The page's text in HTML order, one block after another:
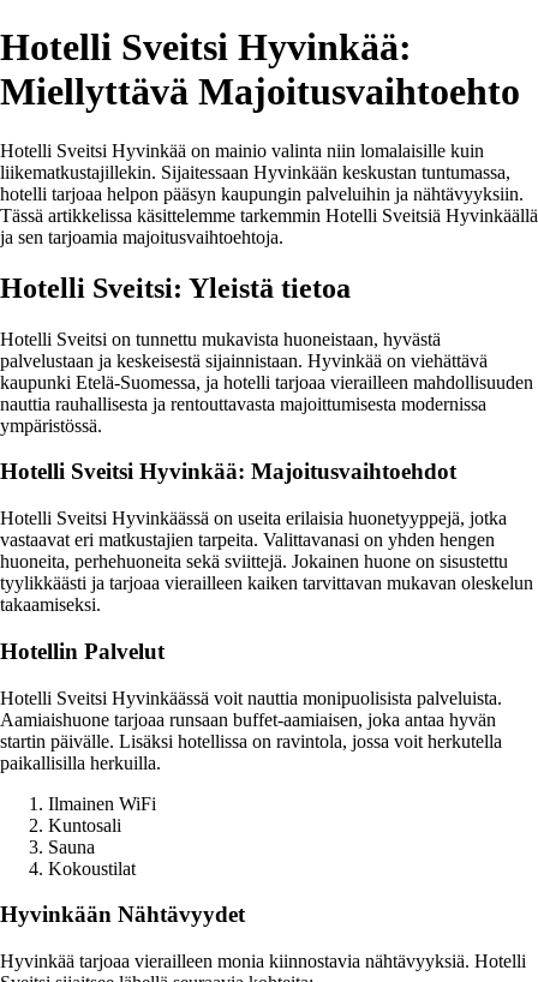
Hotelli Sveitsi Hyvinkää:
Miellyttävä Majoitusvaihtoehto
Hotelli Sveitsi Hyvinkää on mainio valinta niin lomalaisille kuin
liikematkustajillekin. Sijaitessaan Hyvinkään keskustan tuntumassa,
hotelli tarjoaa helpon pääsyn kaupungin palveluihin ja nähtävyyksiin.
Tässä artikkelissa käsittelemme tarkemmin Hotelli Sveitsiä Hyvinkäällä
ja sen tarjoamia majoitusvaihtoehtoja.
Hotelli Sveitsi: Yleistä tietoa
Hotelli Sveitsi on tunnettu mukavista huoneistaan, hyvästä
palvelustaan ja keskeisestä sijainnistaan. Hyvinkää on viehättävä
kaupunki Etelä-Suomessa, ja hotelli tarjoaa vierailleen mahdollisuuden
nauttia rauhallisesta ja rentouttavasta majoittumisesta modernissa
ympäristössä.
Hotelli Sveitsi Hyvinkää: Majoitusvaihtoehdot
Hotelli Sveitsi Hyvinkäässä on useita erilaisia huonetyyppejä, jotka
vastaavat eri matkustajien tarpeita. Valittavanasi on yhden hengen
huoneita, perhehuoneita sekä sviittejä. Jokainen huone on sisustettu
tyylikkäästi ja tarjoaa vierailleen kaiken tarvittavan mukavan oleskelun
takaamiseksi.
Hotellin Palvelut
Hotelli Sveitsi Hyvinkäässä voit nauttia monipuolisista palveluista.
Aamiaishuone tarjoaa runsaan buffet-aamiaisen, joka antaa hyvän
startin päivälle. Lisäksi hotellissa on ravintola, jossa voit herkutella
paikallisilla herkuilla.
Ilmainen WiFi
Kuntosali
Sauna
Kokoustilat
Hyvinkään Nähtävyydet
Hyvinkää tarjoaa vierailleen monia kiinnostavia nähtävyyksiä. Hotelli